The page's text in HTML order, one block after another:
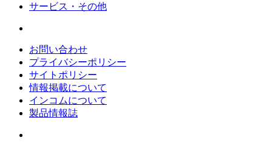
サービス・その他
お問い合わせ
プライバシーポリシー
サイトポリシー
情報掲載について
インコムについて
製品情報誌